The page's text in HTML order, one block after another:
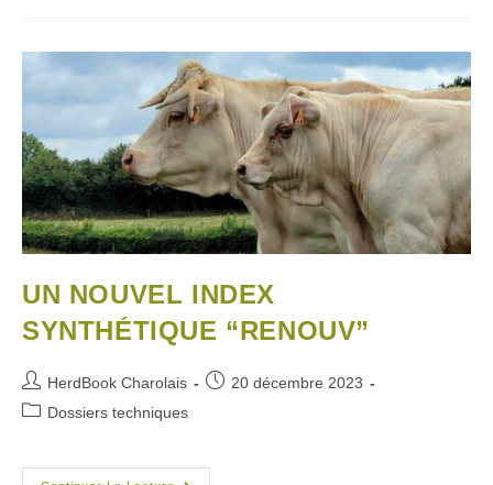
UN NOUVEL INDEX
SYNTHÉTIQUE “RENOUV”
HerdBook Charolais
20 décembre 2023
Dossiers techniques